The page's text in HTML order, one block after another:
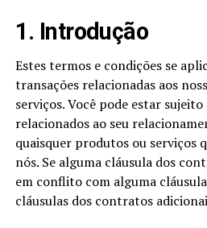
1. Introdução
Estes termos e condições se
transações relacionadas aos
serviços. Você pode estar
relacionados ao seu
quaisquer produtos ou serviços
nós. Se alguma cláusula dos
em conflito com alguma
cláusulas dos contratos